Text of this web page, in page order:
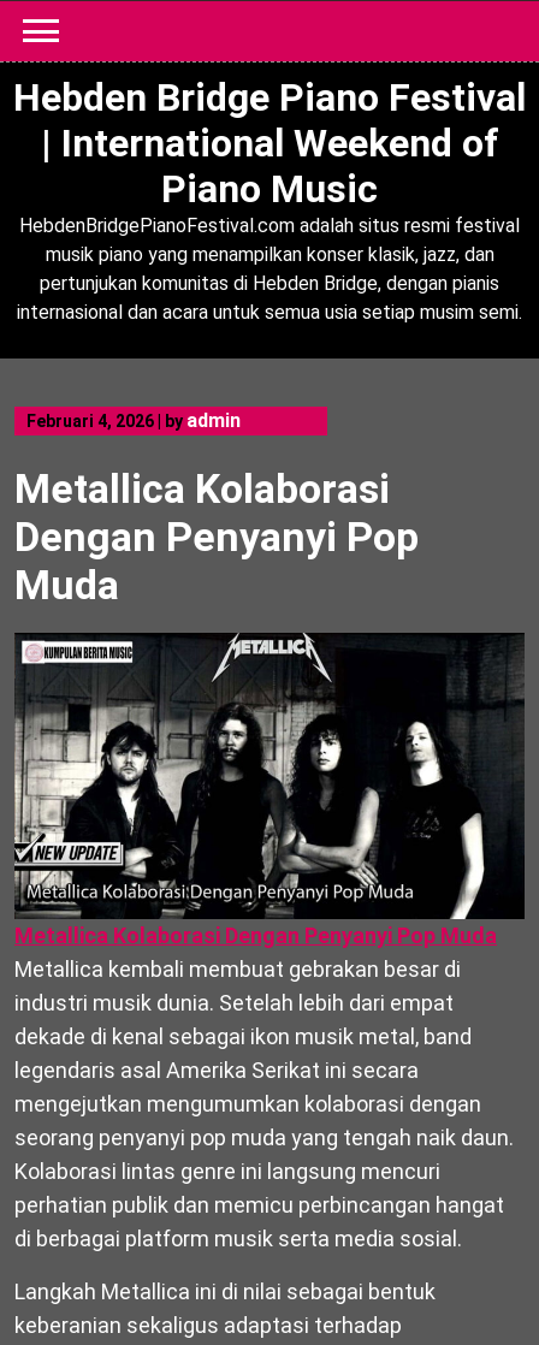
content
Hebden Bridge Piano Festival
| International Weekend of
Piano Music
HebdenBridgePianoFestival.com adalah situs resmi festival
musik piano yang menampilkan konser klasik, jazz, dan
pertunjukan komunitas di Hebden Bridge, dengan pianis
internasional dan acara untuk semua usia setiap musim semi.
Februari 4, 2026 by admin
Metallica Kolaborasi
Dengan Penyanyi Pop
Muda
Metallica Kolaborasi Dengan Penyanyi Pop Muda
Metallica kembali membuat gebrakan besar di
industri musik dunia. Setelah lebih dari empat
dekade di kenal sebagai ikon musik metal, band
legendaris asal Amerika Serikat ini secara
mengejutkan mengumumkan kolaborasi dengan
seorang penyanyi pop muda yang tengah naik daun.
Kolaborasi lintas genre ini langsung mencuri
perhatian publik dan memicu perbincangan hangat
di berbagai platform musik serta media sosial.
Langkah Metallica ini di nilai sebagai bentuk
keberanian sekaligus adaptasi terhadap